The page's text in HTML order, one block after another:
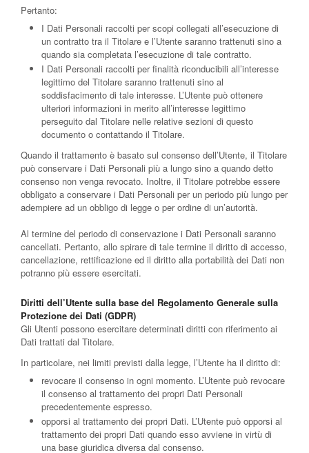
Pertanto:
I Dati Personali raccolti per scopi collegati all’esecuzione di
un contratto tra il Titolare e l’Utente saranno trattenuti sino a
quando sia completata l’esecuzione di tale contratto.
I Dati Personali raccolti per finalità riconducibili all’interesse
legittimo del Titolare saranno trattenuti sino al
soddisfacimento di tale interesse. L’Utente può ottenere
ulteriori informazioni in merito all’interesse legittimo
perseguito dal Titolare nelle relative sezioni di questo
documento o contattando il Titolare.
Quando il trattamento è basato sul consenso dell’Utente, il Titolare
può conservare i Dati Personali più a lungo sino a quando detto
consenso non venga revocato. Inoltre, il Titolare potrebbe essere
obbligato a conservare i Dati Personali per un periodo più lungo per
adempiere ad un obbligo di legge o per ordine di un’autorità.
Al termine del periodo di conservazione i Dati Personali saranno
cancellati. Pertanto, allo spirare di tale termine il diritto di accesso,
cancellazione, rettificazione ed il diritto alla portabilità dei Dati non
potranno più essere esercitati.
Diritti dell’Utente sulla base del Regolamento Generale sulla
Protezione dei Dati (GDPR)
Gli Utenti possono esercitare determinati diritti con riferimento ai
Dati trattati dal Titolare.
In particolare, nei limiti previsti dalla legge, l’Utente ha il diritto di:
revocare il consenso in ogni momento. L’Utente può revocare
il consenso al trattamento dei propri Dati Personali
precedentemente espresso.
opporsi al trattamento dei propri Dati. L’Utente può opporsi al
trattamento dei propri Dati quando esso avviene in virtù di
una base giuridica diversa dal consenso.